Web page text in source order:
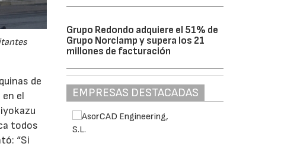
de
el
todos
“Si
Grupo Redondo adquiere el 51% de
Grupo Norclamp y supera los 21
millones de facturación
EMPRESAS DESTACADAS